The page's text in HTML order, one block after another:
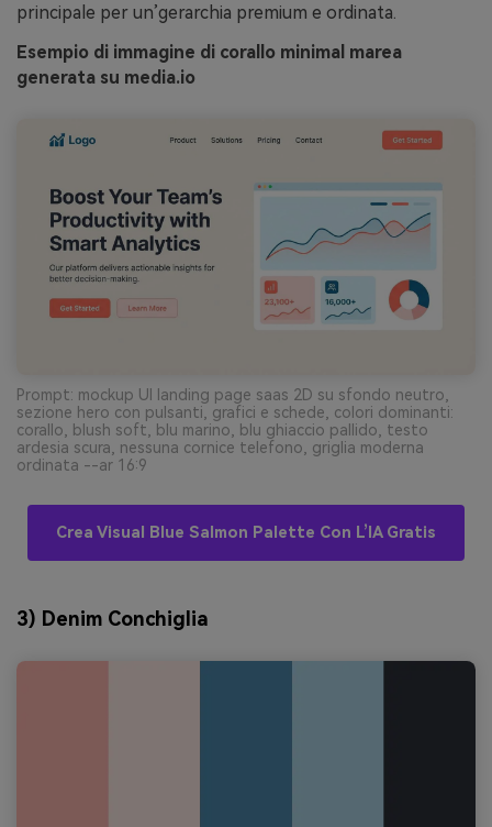
principale per un’gerarchia premium e ordinata.
Esempio di immagine di corallo minimal marea
generata su media.io
Prompt: mockup UI landing page saas 2D su sfondo neutro,
sezione hero con pulsanti, grafici e schede, colori dominanti:
corallo, blush soft, blu marino, blu ghiaccio pallido, testo
ardesia scura, nessuna cornice telefono, griglia moderna
ordinata --ar 16:9
Crea Visual Blue Salmon Palette Con L’IA Gratis
3) Denim Conchiglia